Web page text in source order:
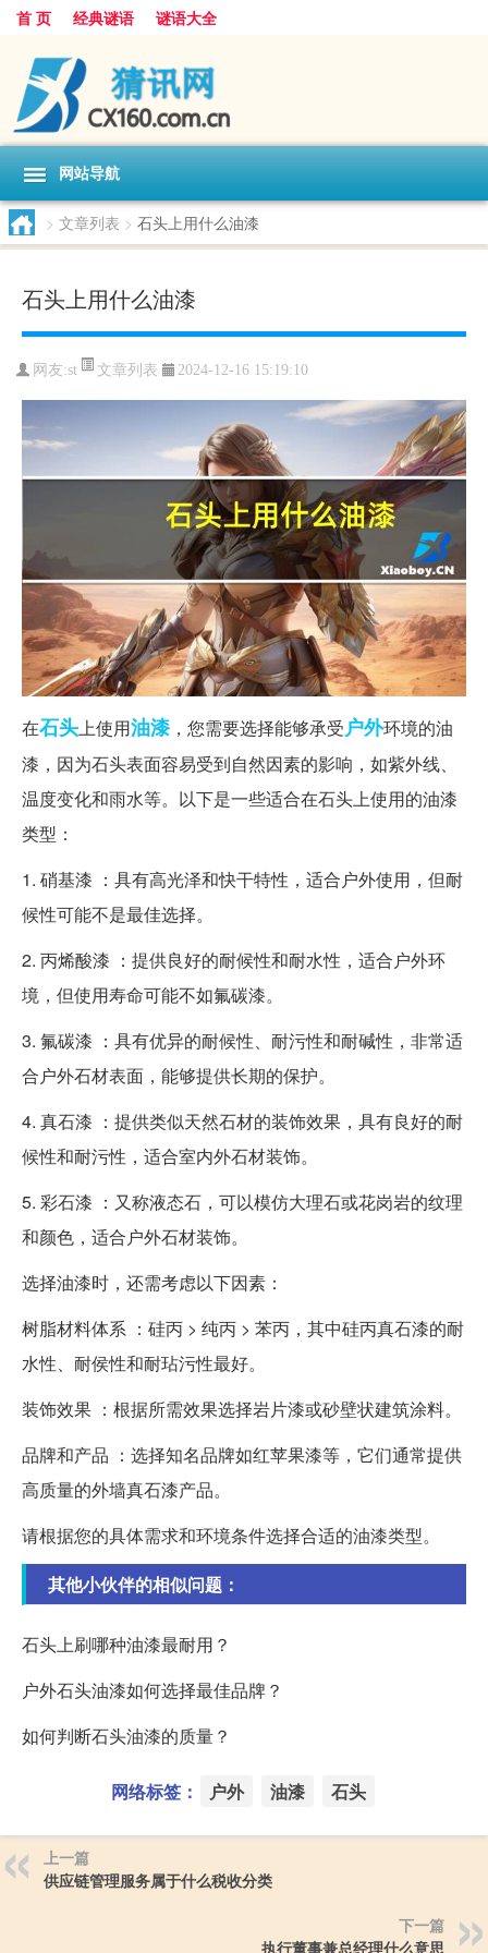
首 页 经典谜语 谜语大全
网站导航
> 文章列表 > 石头上用什么油漆
石头上用什么油漆
网友:st 文章列表 2024-12-16 15:19:10
在石头上使用油漆，您需要选择能够承受户外环境的油
漆，因为石头表面容易受到自然因素的影响，如紫外线、
温度变化和雨水等。以下是一些适合在石头上使用的油漆
类型：
1. 硝基漆 ：具有高光泽和快干特性，适合户外使用，但耐
候性可能不是最佳选择。
2. 丙烯酸漆 ：提供良好的耐候性和耐水性，适合户外环
境，但使用寿命可能不如氟碳漆。
3. 氟碳漆 ：具有优异的耐候性、耐污性和耐碱性，非常适
合户外石材表面，能够提供长期的保护。
4. 真石漆 ：提供类似天然石材的装饰效果，具有良好的耐
候性和耐污性，适合室内外石材装饰。
5. 彩石漆 ：又称液态石，可以模仿大理石或花岗岩的纹理
和颜色，适合户外石材装饰。
选择油漆时，还需考虑以下因素：
树脂材料体系 ：硅丙 > 纯丙 > 苯丙，其中硅丙真石漆的耐
水性、耐侯性和耐玷污性最好。
装饰效果 ：根据所需效果选择岩片漆或砂壁状建筑涂料。
品牌和产品 ：选择知名品牌如红苹果漆等，它们通常提供
高质量的外墙真石漆产品。
请根据您的具体需求和环境条件选择合适的油漆类型。
其他小伙伴的相似问题：
石头上刷哪种油漆最耐用？
户外石头油漆如何选择最佳品牌？
如何判断石头油漆的质量？
网络标签： 户外 油漆 石头
上一篇
供应链管理服务属于什么税收分类
下一篇
执行董事兼总经理什么意思